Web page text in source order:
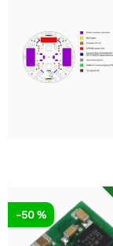
-50 %